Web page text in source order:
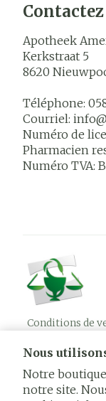
Nous
Notre
notre site.
Apotheek
Kerkstraat 5
8620
Téléphone:
Courriel: info@
Numéro de
Pharmacien
Numéro TVA:
Conditions de